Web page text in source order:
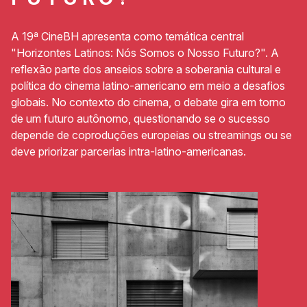
A 19ª CineBH apresenta como temática central
"Horizontes Latinos: Nós Somos o Nosso Futuro?". A
reflexão parte dos anseios sobre a soberania cultural e
política do cinema latino-americano em meio a desafios
globais. No contexto do cinema, o debate gira em torno
de um futuro autônomo, questionando se o sucesso
depende de coproduções europeias ou streamings ou se
deve priorizar parcerias intra-latino-americanas.